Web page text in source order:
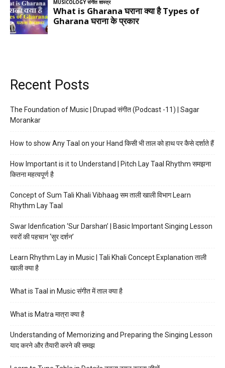
Recent Posts
The Foundation of Music | Drupad संगीत (Podcast -11) | Sagar
Morankar
How to show Any Taal on your Hand किसी भी ताल को हाथ पर कैसे दर्शाते हैं
How Important is it to Understand | Pitch Lay Taal Rhythm समझना
कितना महत्वपूर्ण है
Concept of Sum Tali Khali Vibhaag सम ताली खाली विभाग Learn
Rhythm Lay Taal
Swar Idenfication ‘Sur Darshan’ | Basic Important Singing Lesson
स्वरों की पहचान ‘सुर दर्शन’
Learn Rhythm Lay in Music | Tali Khali Concept Explanation ताली
खाली क्या है
What is Taal in Music संगीत में ताल क्या है
What is Matra मात्रा क्या है
Understanding of Memorizing and Preparing the Singing Lesson
याद करने और तैयारी करने की समझ